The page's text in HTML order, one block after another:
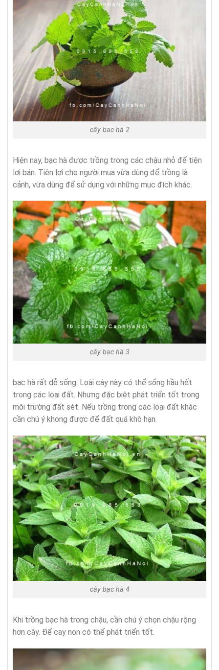
cây bạc hà 2
Hiện nay, bạc hà được trồng trong các chậu nhỏ để tiện
lợi bán. Tiện lợi cho người mua vừa dùng để trồng là
cảnh, vừa dùng để sử dụng với những mục đích khác.
cây bạc hà 3
bạc hà rất dễ sống. Loài cây này có thể sống hầu hết
trong các loại đất. Nhưng đặc biệt phát triển tốt trong
môi trường đất sét. Nếu trồng trong các loại đất khác
cần chú ý khong được để đất quá khô hạn.
cây bạc hà 4
Khi trồng bạc hà trong chậu, cần chú ý chọn chậu rộng
hơn cây. Để cay non có thể phát triển tốt.